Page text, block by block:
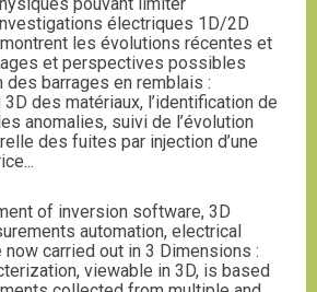
pouvant limiter
électriques 1D/2D
les évolutions récentes et
et perspectives possibles
des barrages en remblais :
des matériaux, l’identification de
anomalies, suivi de l’évolution
des fuites par injection d’une
of inversion software, 3D
automation, electrical
carried out in 3 Dimensions :
viewable in 3D, is based